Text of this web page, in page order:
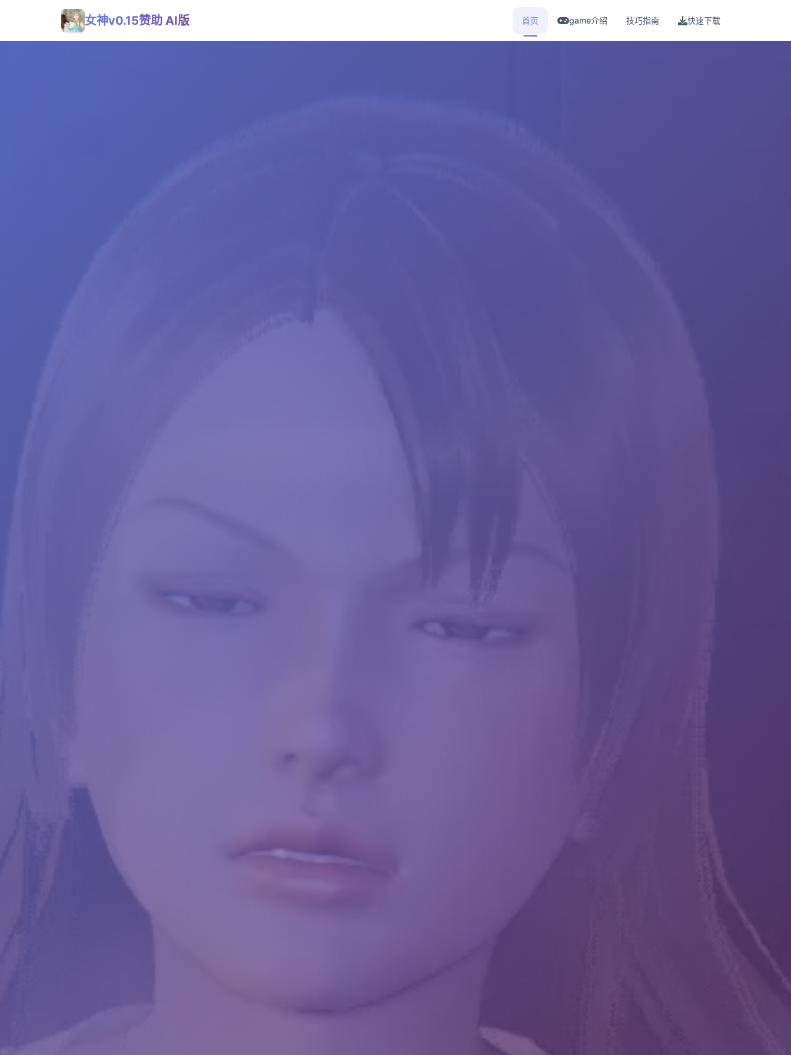
女神v0.15赞助 AI版 首页 game介绍 技巧指南 快速下载